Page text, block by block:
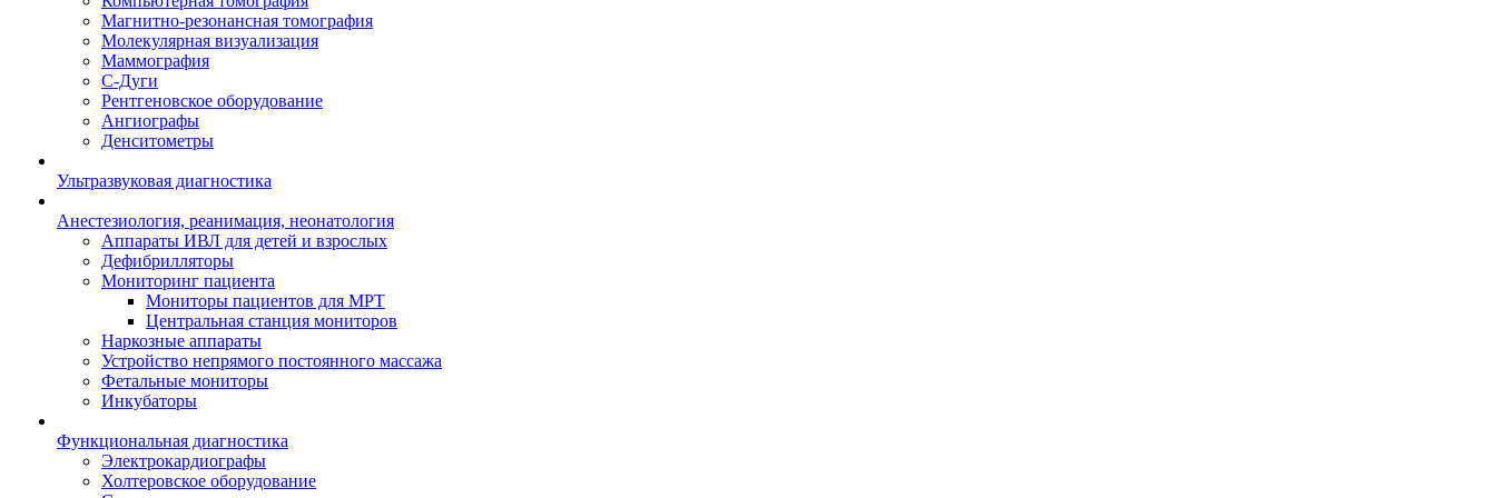
Магнитно-резонансная томография
Молекулярная визуализация
Маммография
С-Дуги
Рентгеновское оборудование
Ангиографы
Денситометры
Ультразвуковая диагностика
Анестезиология, реанимация, неонатология
Аппараты ИВЛ для детей и взрослых
Дефибрилляторы
Мониторинг пациента
Мониторы пациентов для МРТ
Центральная станция мониторов
Наркозные аппараты
Устройство непрямого постоянного массажа
Фетальные мониторы
Инкубаторы
Функциональная диагностика
Электрокардиографы
Холтеровское оборудование